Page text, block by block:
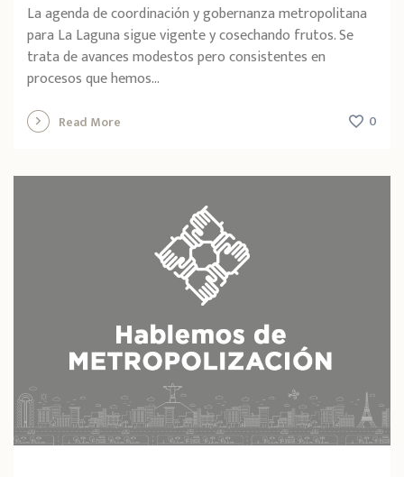
La agenda de coordinación y gobernanza metropolitana
para La Laguna sigue vigente y cosechando frutos. Se
trata de avances modestos pero consistentes en
procesos que hemos...
Read More 0